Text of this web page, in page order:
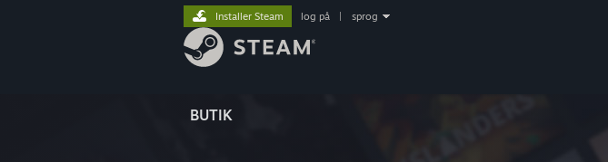
BUTIK
Installer Steam log på sprog